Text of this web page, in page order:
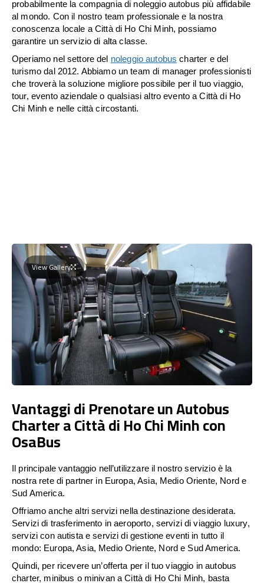
probabilmente la compagnia di noleggio autobus più affidabile
al mondo. Con il nostro team professionale e la nostra
conoscenza locale a Città di Ho Chi Minh, possiamo
garantire un servizio di alta classe.
Operiamo nel settore del noleggio autobus charter e del
turismo dal 2012. Abbiamo un team di manager professionisti
che troverà la soluzione migliore possibile per il tuo viaggio,
tour, evento aziendale o qualsiasi altro evento a Città di Ho
Chi Minh e nelle città circostanti.
View Gallery
Vantaggi di Prenotare un Autobus
Charter a Città di Ho Chi Minh con
OsaBus
Il principale vantaggio nell’utilizzare il nostro servizio è la
nostra rete di partner in Europa, Asia, Medio Oriente, Nord e
Sud America.
Offriamo anche altri servizi nella destinazione desiderata.
Servizi di trasferimento in aeroporto, servizi di viaggio luxury,
servizi con autista e servizi di gestione eventi in tutto il
mondo: Europa, Asia, Medio Oriente, Nord e Sud America.
Quindi, per ricevere un’offerta per il tuo viaggio in autobus
charter, minibus o minivan a Città di Ho Chi Minh, basta